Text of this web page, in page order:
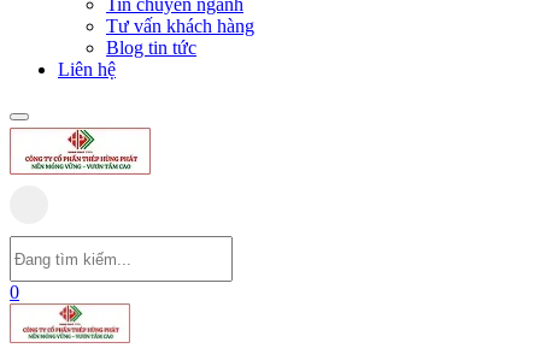
Tin chuyên ngành
Tư vấn khách hàng
Blog tin tức
Liên hệ
0